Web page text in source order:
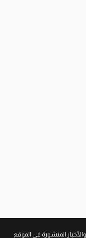
المنشورة في الموقع